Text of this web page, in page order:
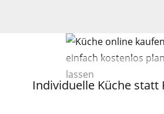
Individuelle Küche statt